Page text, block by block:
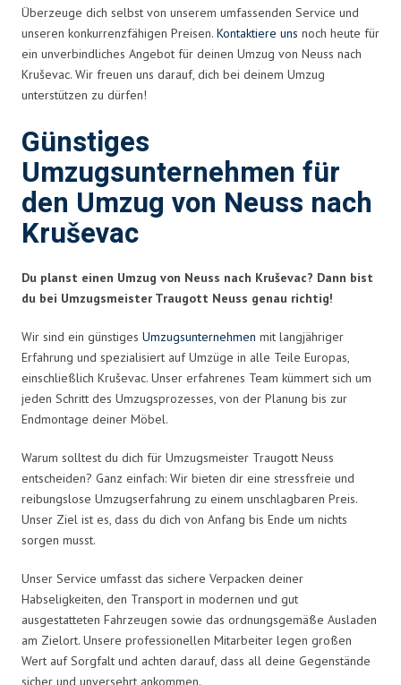
Überzeuge dich selbst von unserem umfassenden Service und
unseren konkurrenzfähigen Preisen. Kontaktiere uns noch heute für
ein unverbindliches Angebot für deinen Umzug von Neuss nach
Kruševac. Wir freuen uns darauf, dich bei deinem Umzug
unterstützen zu dürfen!
Günstiges
Umzugsunternehmen für
den Umzug von Neuss nach
Kruševac
Du planst einen Umzug von Neuss nach Kruševac? Dann bist
du bei Umzugsmeister Traugott Neuss genau richtig!
Wir sind ein günstiges Umzugsunternehmen mit langjähriger
Erfahrung und spezialisiert auf Umzüge in alle Teile Europas,
einschließlich Kruševac. Unser erfahrenes Team kümmert sich um
jeden Schritt des Umzugsprozesses, von der Planung bis zur
Endmontage deiner Möbel.
Warum solltest du dich für Umzugsmeister Traugott Neuss
entscheiden? Ganz einfach: Wir bieten dir eine stressfreie und
reibungslose Umzugserfahrung zu einem unschlagbaren Preis.
Unser Ziel ist es, dass du dich von Anfang bis Ende um nichts
sorgen musst.
Unser Service umfasst das sichere Verpacken deiner
Habseligkeiten, den Transport in modernen und gut
ausgestatteten Fahrzeugen sowie das ordnungsgemäße Ausladen
am Zielort. Unsere professionellen Mitarbeiter legen großen
Wert auf Sorgfalt und achten darauf, dass all deine Gegenstände
sicher und unversehrt ankommen.